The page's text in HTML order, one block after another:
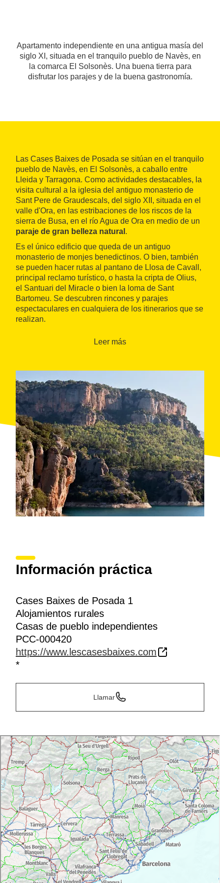
Apartamento independiente en una antigua masía del
siglo XI, situada en el tranquilo pueblo de Navès, en
la comarca El Solsonès. Una buena tierra para
disfrutar los parajes y de la buena gastronomía.
Las Cases Baixes de Posada se sitúan en el tranquilo
pueblo de Navès, en El Solsonès, a caballo entre
Lleida y Tarragona. Como actividades destacables, la
visita cultural a la iglesia del antiguo monasterio de
Sant Pere de Graudescals, del siglo XII, situada en el
valle d'Ora, en las estribaciones de los riscos de la
sierra de Busa, en el río Agua de Ora en medio de un
paraje de gran belleza natural .
Es el único edificio que queda de un antiguo
monasterio de monjes benedictinos. O bien, también
se pueden hacer rutas al pantano de Llosa de Cavall,
principal reclamo turístico, o hasta la cripta de Olius,
el Santuari del Miracle o bien la loma de Sant
Bartomeu. Se descubren rincones y parajes
espectaculares en cualquiera de los itinerarios que se
realizan.
Leer más
Información práctica
Cases Baixes de Posada 1
Alojamientos rurales
Casas de pueblo independientes
PCC-000420
https://www.lescasesbaixes.com
*
Llamar